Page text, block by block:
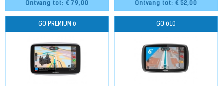
Ontvang tot: € 79,00 Ontvang tot: € 52,00
GO PREMIUM 6 GO 610